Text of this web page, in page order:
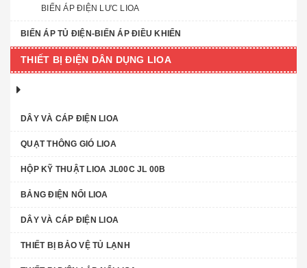
BIẾN ÁP ĐIỆN LƯC LIOA
BIẾN ÁP TỦ ĐIỆN-BIẾN ÁP ĐIỀU KHIỂN
THIẾT BỊ ĐIỆN DÂN DỤNG LIOA
DÂY VÀ CÁP ĐIỆN LIOA
QUẠT THÔNG GIÓ LIOA
HỘP KỸ THUẬT LIOA JL00C JL 00B
BẢNG ĐIỆN NỔI LIOA
DÂY VÀ CÁP ĐIỆN LIOA
THIẾT BỊ BẢO VỆ TỦ LẠNH